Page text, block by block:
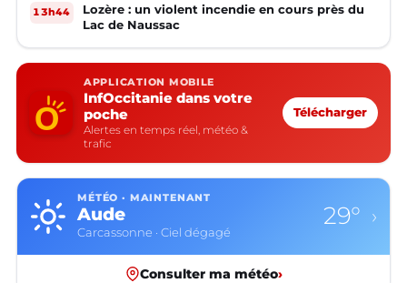
13h44
Lozère : un violent incendie en cours près du
Lac de Naussac
APPLICATION MOBILE
InfOccitanie dans votre
poche
Alertes en temps réel, météo &
trafic
Télécharger
MÉTÉO · MAINTENANT
Aude
Carcassonne · Ciel dégagé
29° ›
Consulter ma météo›